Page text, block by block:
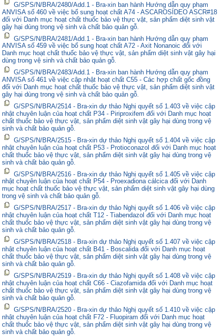
G/SPS/N/BRA/2480/Add.1 - Bra-xin ban hành Hướng dẫn quy phạm
ANVISA số 460 về việc bổ sung hoạt chất A74 - ASCAROSÍDEO ASCR#18
đối với Danh mục hoạt chất thuốc bảo vệ thực vật, sản phẩm diệt sinh vật
gây hại dùng trong vệ sinh và chất bảo quản gỗ.
G/SPS/N/BRA/2481/Add.1 - Bra-xin ban hành Hướng dẫn quy phạm
ANVISA số 459 về việc bổ sung hoạt chất A72 - Axit Nonanoic đối với
Danh mục hoạt chất thuốc bảo vệ thực vật, sản phẩm diệt sinh vật gây hại
dùng trong vệ sinh và chất bảo quản gỗ.
G/SPS/N/BRA/2483/Add.1 - Bra-xin ban hành Hướng dẫn quy phạm
ANVISA số 461 về việc cập nhật hoạt chất C55 - Các hợp chất gốc đồng
đối với Danh mục hoạt chất thuốc bảo vệ thực vật, sản phẩm diệt sinh vật
gây hại dùng trong vệ sinh và chất bảo quản gỗ.
G/SPS/N/BRA/2514 - Bra-xin dự thảo Nghị quyết số 1.403 về việc cập
nhật chuyên luận của hoạt chất P34 - Piriproxifem đối với Danh mục hoạt
chất thuốc bảo vệ thực vật, sản phẩm diệt sinh vật gây hại dùng trong vệ
sinh và chất bảo quản gỗ.
G/SPS/N/BRA/2515 - Bra-xin dự thảo Nghị quyết số 1.404 về việc cập
nhật chuyên luận của hoạt chất P53 - Protioconazol đối với Danh mục hoạt
chất thuốc bảo vệ thực vật, sản phẩm diệt sinh vật gây hại dùng trong vệ
sinh và chất bảo quản gỗ.
G/SPS/N/BRA/2516 - Bra-xin dự thảo Nghị quyết số 1.405 về việc cập
nhật chuyên luận của hoạt chất P54 - Proexadiona cálcica đối với Danh
mục hoạt chất thuốc bảo vệ thực vật, sản phẩm diệt sinh vật gây hại dùng
trong vệ sinh và chất bảo quản gỗ.
G/SPS/N/BRA/2517 - Bra-xin dự thảo Nghị quyết số 1.406 về việc cập
nhật chuyên luận của hoạt chất T12 - Tiabendazol đối với Danh mục hoạt
chất thuốc bảo vệ thực vật, sản phẩm diệt sinh vật gây hại dùng trong vệ
sinh và chất bảo quản gỗ.
G/SPS/N/BRA/2518 - Bra-xin dự thảo Nghị quyết số 1.407 về việc cập
nhật chuyên luận của hoạt chất B41 - Boscalida đối với Danh mục hoạt
chất thuốc bảo vệ thực vật, sản phẩm diệt sinh vật gây hại dùng trong vệ
sinh và chất bảo quản gỗ.
G/SPS/N/BRA/2519 - Bra-xin dự thảo Nghị quyết số 1.408 về việc cập
nhật chuyên luận của hoạt chất C66 - Ciazofamida đối với Danh mục hoạt
chất thuốc bảo vệ thực vật, sản phẩm diệt sinh vật gây hại dùng trong vệ
sinh và chất bảo quản gỗ.
G/SPS/N/BRA/2520 - Bra-xin dự thảo Nghị quyết số 1.410 về việc cập
nhật chuyên luận của hoạt chất F72 - Fluopiram đối với Danh mục hoạt
chất thuốc bảo vệ thực vật, sản phẩm diệt sinh vật gây hại dùng trong vệ
sinh và chất bảo quản gỗ.